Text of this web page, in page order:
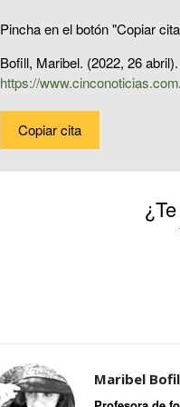
Pincha en el botón "Copiar
Bofill, Maribel. (2022, 26
https://
Copiar cita
Maribel